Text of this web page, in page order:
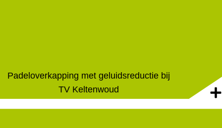
Padeloverkapping met geluidsreductie bij
TV Keltenwoud